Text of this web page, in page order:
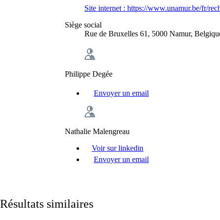
Site internet : https://www.unamur.be/fr/
Siège social
Rue de Bruxelles 61, 5000 Namur,
Philippe Degée
Envoyer un email
Nathalie Malengreau
Voir sur linkedin
Envoyer un email
Résultats similaires